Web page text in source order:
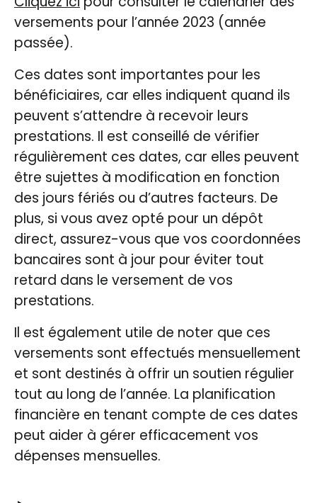
versements pour l’année 2023 (année
passée).
Ces dates sont importantes pour les
bénéficiaires, car elles indiquent quand ils
peuvent s’attendre à recevoir leurs
prestations. Il est conseillé de vérifier
régulièrement ces dates, car elles peuvent
être sujettes à modification en fonction
des jours fériés ou d’autres facteurs. De
plus, si vous avez opté pour un dépôt
direct, assurez-vous que vos coordonnées
bancaires sont à jour pour éviter tout
retard dans le versement de vos
prestations.
Il est également utile de noter que ces
versements sont effectués mensuellement
et sont destinés à offrir un soutien régulier
tout au long de l’année. La planification
financière en tenant compte de ces dates
peut aider à gérer efficacement vos
dépenses mensuelles.